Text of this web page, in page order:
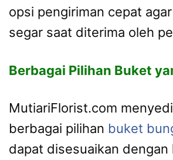
opsi pengiriman cepat
segar saat diterima oleh
Berbagai Pilihan Buket
MutiariFlorist.com
berbagai pilihan buket
dapat disesuaikan dengan